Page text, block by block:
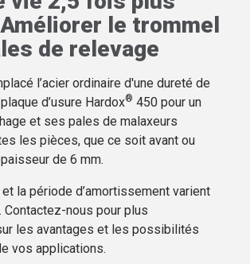
le trommel
de relevage
l’acier ordinaire d'une dureté de
d’usure Hardox® 450 pour un
et ses pales de malaxeurs
les pièces, que ce soit avant ou
de 6 mm.
la période d’amortissement varient
Contactez-nous pour plus
les avantages et les possibilités
vos applications.